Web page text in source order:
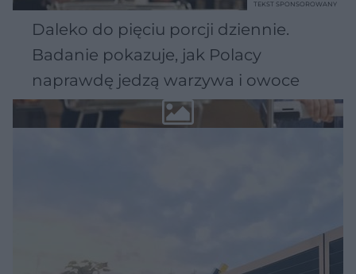
Daleko do pięciu porcji dziennie.
Badanie pokazuje, jak Polacy
naprawdę jedzą warzywa i owoce
TEKST SPONSOROWANY